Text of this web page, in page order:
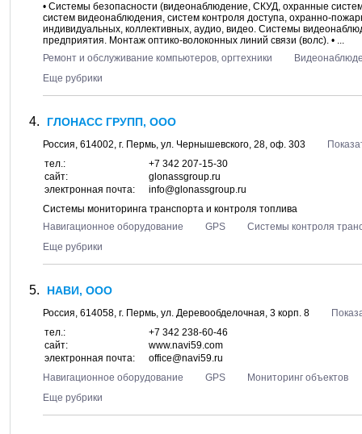
• Системы безопасности (видеонаблюдение, СКУД, охранные
систем видеонаблюдения, систем контроля доступа, охранно-
индивидуальных, коллективных, аудио, видео. Системы
предприятия. Монтаж оптико-волоконных линий связи (волс). • ...
Ремонт и обслуживание компьютеров, оргтехники
Еще рубрики
ГЛОНАСС ГРУПП, ООО
Россия, 614002, г. Пермь, ул. Чернышевского, 28, оф. 303
тел.:
+7 342 207-15-30
сайт:
glonassgroup.ru
электронная почта:
info@glonassgroup.ru
Системы мониторинга транспорта и контроля топлива
Навигационное оборудование
GPS
Системы контроля
Еще рубрики
НАВИ, ООО
Россия, 614058, г. Пермь, ул. Деревообделочная, 3 корп. 8
тел.:
+7 342 238-60-46
сайт:
www.navi59.com
электронная почта:
office@navi59.ru
Навигационное оборудование
GPS
Мониторинг объектов
Еще рубрики